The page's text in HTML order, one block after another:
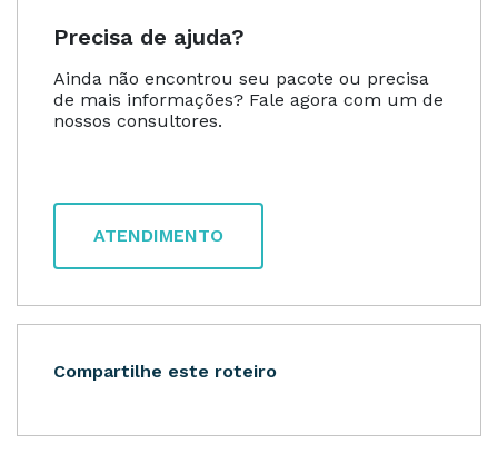
Precisa de ajuda?
Ainda não encontrou seu pacote ou precisa
de mais informações? Fale agora com um de
nossos consultores.
ATENDIMENTO
Compartilhe este roteiro